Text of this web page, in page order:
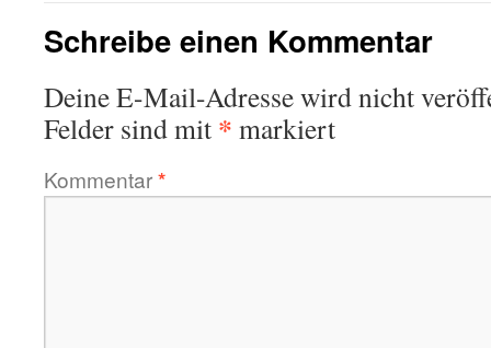
Schreibe einen Kommentar
Deine E-Mail-Adresse wird nicht
Felder sind mit * markiert
Kommentar*